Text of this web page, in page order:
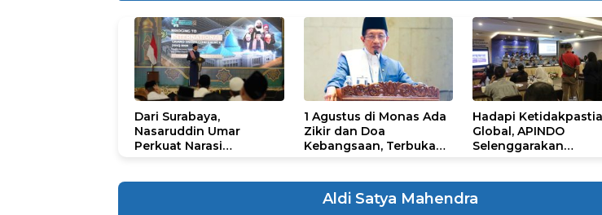
Dari Surabaya,
Nasaruddin Umar
Perkuat Narasi
1 Agustus di Monas Ada
Zikir dan Doa
Kebangsaan, Terbuka
Hadapi
Global, APINDO
Selenggarakan
Nasional
Aldi Satya Mahendra